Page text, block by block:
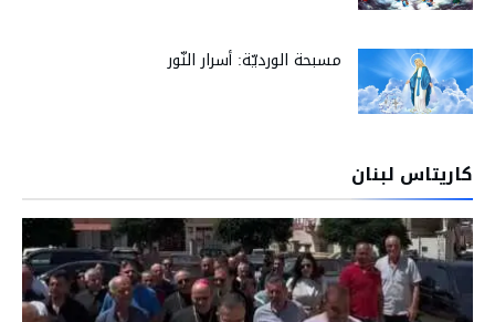
مسبحة الورديّة: أسرار النّور
كاريتاس لبنان